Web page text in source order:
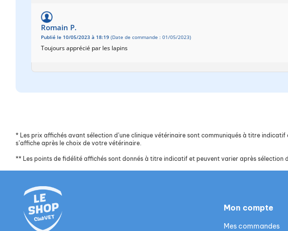
Romain P.
Publié le 10/05/2023 à 18:19 (Date de commande : 01/05/2023)
Toujours apprécié par les lapins
* Les prix affichés avant sélection d’une clinique vétérinaire sont communiqués à titre
s’affiche après le choix de votre vétérinaire.
** Les points de fidélité affichés sont donnés à titre indicatif et peuvent varier après sélection
Mon compte
Mes commandes